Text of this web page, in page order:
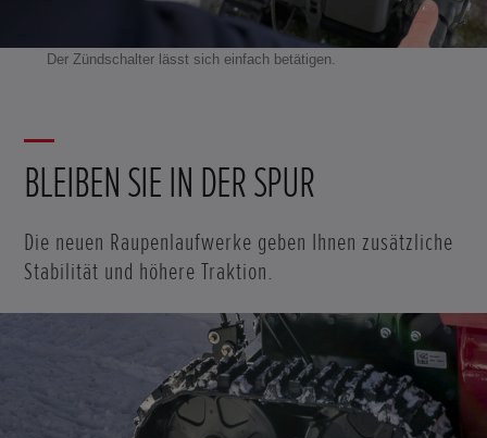
Der Zündschalter lässt sich einfach betätigen.
BLEIBEN SIE IN DER SPUR
Die neuen Raupenlaufwerke geben Ihnen zusätzliche
Stabilität und höhere Traktion.